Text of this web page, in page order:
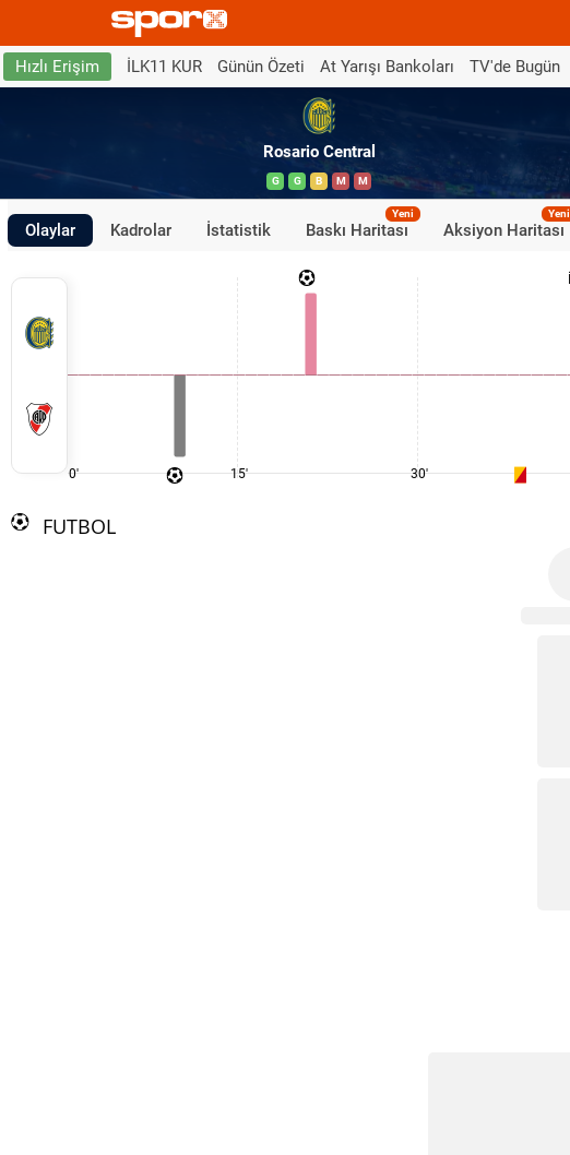
Hızlı Erişim İLK11 KUR Günün Özeti At Yarışı Bankoları TV'de Bugün
Rosario Central
G G B M M
Olaylar Kadrolar İstatistik Baskı Haritası
Yeni
Aksiyon Haritası
Yeni
0' 15' 30'
FUTBOL